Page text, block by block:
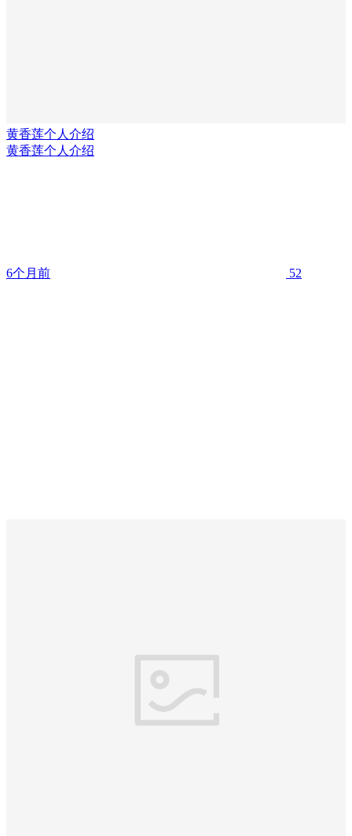
黄香莲个人介绍
黄香莲个人介绍
6个月前 52